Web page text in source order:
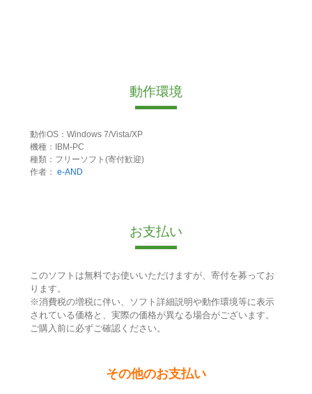
動作環境
動作OS：Windows 7/Vista/XP
機種：IBM-PC
種類：フリーソフト(寄付歓迎)
作者： e-AND
お支払い
このソフトは無料でお使いいただけますが、寄付を募ってお
ります。
※消費税の増税に伴い、ソフト詳細説明や動作環境等に表示
されている価格と、実際の価格が異なる場合がございます。
ご購入前に必ずご確認ください。
その他のお支払い